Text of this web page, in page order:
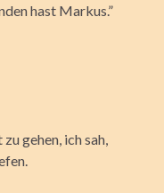
hast Markus.”
gehen, ich sah,